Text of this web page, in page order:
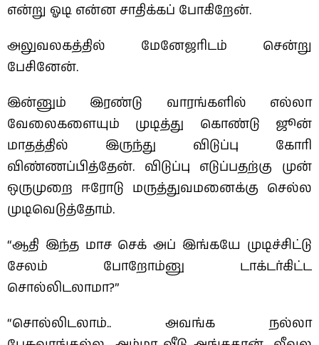
என்று ஓடி என்ன சாதிக்கப் போகிறேன்.
அலுவலகத்தில் மேனேஜரிடம் சென்று
பேசினேன்.
இன்னும் இரண்டு வாரங்களில் எல்லா
வேலைகளையும் முடித்து கொண்டு ஜூன்
மாதத்தில் இருந்து விடுப்பு கோரி
விண்ணப்பித்தேன். விடுப்பு எடுப்பதற்கு முன்
ஒருமுறை ஈரோடு மருத்துவமனைக்கு செல்ல
முடிவெடுத்தோம்.
“ஆதி இந்த மாச செக் அப் இங்கயே முடிச்சிட்டு
சேலம் போறோம்னு டாக்டர்கிட்ட
சொல்லிடலாமா?”
“சொல்லிடலாம்.. அவங்க நல்லா